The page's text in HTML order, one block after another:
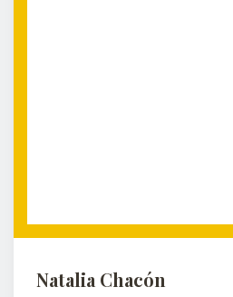
Natalia Chacón